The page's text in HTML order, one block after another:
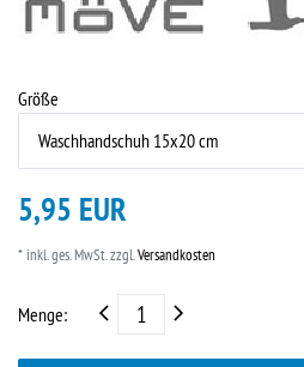
Größe
5,95 EUR
* inkl. ges. MwSt. zzgl.Versandkosten
Menge: